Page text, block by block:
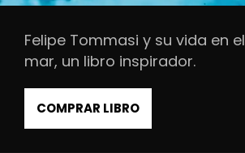
Felipe Tommasi y su vida en el
mar, un libro inspirador.
COMPRAR LIBRO